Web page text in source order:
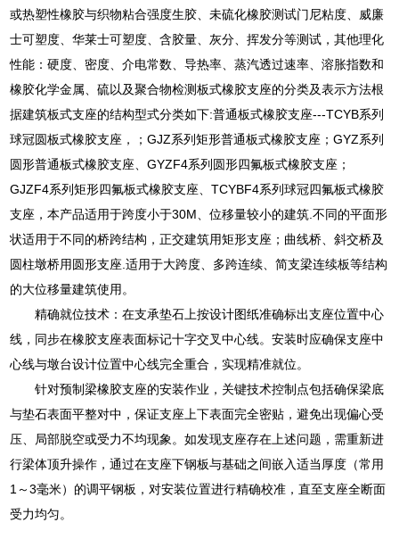
或热塑性橡胶与织物粘合强度生胶、未硫化橡胶测试门尼粘度、威廉
士可塑度、华莱士可塑度、含胶量、灰分、挥发分等测试，其他理化
性能：硬度、密度、介电常数、导热率、蒸汽透过速率、溶胀指数和
橡胶化学金属、硫以及聚合物检测板式橡胶支座的分类及表示方法根
据建筑板式支座的结构型式分类如下:普通板式橡胶支座---TCYB系列
球冠圆板式橡胶支座，；GJZ系列矩形普通板式橡胶支座；GYZ系列
圆形普通板式橡胶支座、GYZF4系列圆形四氟板式橡胶支座；
GJZF4系列矩形四氟板式橡胶支座、TCYBF4系列球冠四氟板式橡胶
支座，本产品适用于跨度小于30M、位移量较小的建筑.不同的平面形
状适用于不同的桥跨结构，正交建筑用矩形支座；曲线桥、斜交桥及
圆柱墩桥用圆形支座.适用于大跨度、多跨连续、简支梁连续板等结构
的大位移量建筑使用。
精确就位技术：在支承垫石上按设计图纸准确标出支座位置中心
线，同步在橡胶支座表面标记十字交叉中心线。安装时应确保支座中
心线与墩台设计位置中心线完全重合，实现精准就位。
针对预制梁橡胶支座的安装作业，关键技术控制点包括确保梁底
与垫石表面平整对中，保证支座上下表面完全密贴，避免出现偏心受
压、局部脱空或受力不均现象。如发现支座存在上述问题，需重新进
行梁体顶升操作，通过在支座下钢板与基础之间嵌入适当厚度（常用
1～3毫米）的调平钢板，对安装位置进行精确校准，直至支座全断面
受力均匀。